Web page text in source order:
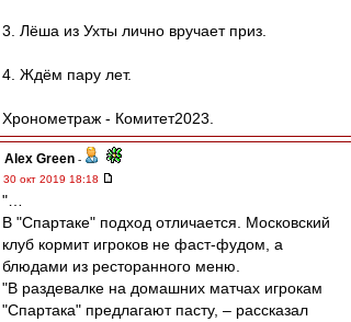
3. Лёша из Ухты лично вручает приз.
4. Ждём пару лет.
Хронометраж - Комитет2023.
Alex Green -
30 окт 2019 18:18
"…
В "Спартаке" подход отличается. Московский
клуб кормит игроков не фаст-фудом, а
блюдами из ресторанного меню.
"В раздевалке на домашних матчах игрокам
"Спартака" предлагают пасту, – рассказал